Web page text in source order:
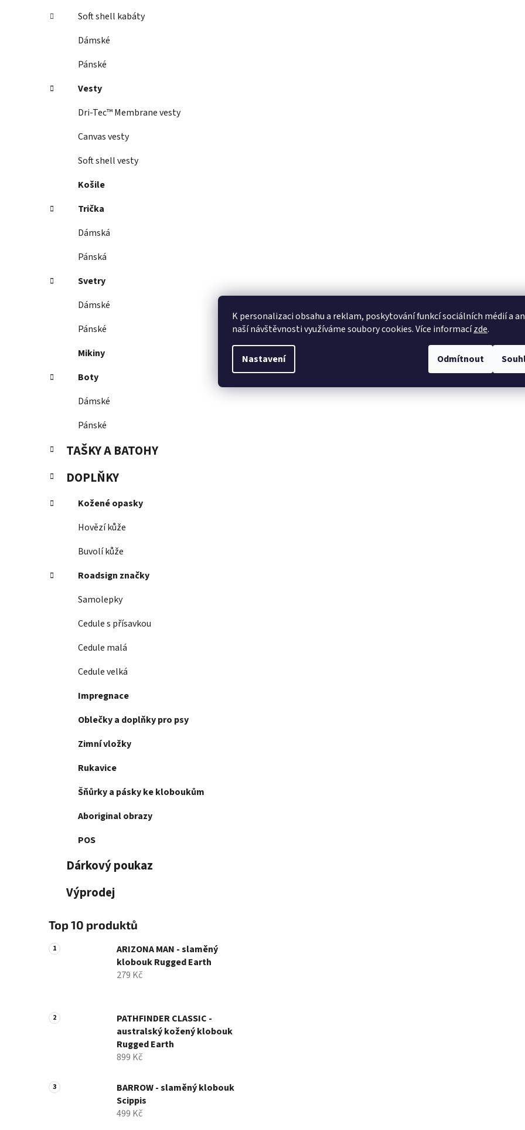
K personalizaci obsahu a reklam, poskytování funkcí sociálních médií a
naší návštěvnosti využíváme soubory cookies. Více informacízde.
Nastavení Odmítnout
Soft shell kabáty
Dámské
Pánské
Vesty
Dri-Tec™ Membrane vesty
Canvas vesty
Soft shell vesty
Košile
Trička
Dámská
Pánská
Svetry
Dámské
Pánské
Mikiny
Boty
Dámské
Pánské
TAŠKY A BATOHY
DOPLŇKY
Kožené opasky
Hovězí kůže
Buvolí kůže
Roadsign značky
Samolepky
Cedule s přísavkou
Cedule malá
Cedule velká
Impregnace
Oblečky a doplňky pro psy
Zimní vložky
Rukavice
Šňůrky a pásky ke kloboukům
Aboriginal obrazy
POS
Dárkový poukaz
Výprodej
Top 10 produktů
ARIZONA MAN - slaměný
klobouk Rugged Earth
279 Kč
PATHFINDER CLASSIC -
australský kožený klobouk
Rugged Earth
899 Kč
BARROW - slaměný klobouk
Scippis
499 Kč